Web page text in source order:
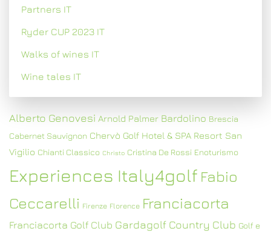
Partners IT
Ryder CUP 2023 IT
Walks of wines IT
Wine tales IT
Alberto Genovesi Arnold Palmer Bardolino Brescia
Cabernet Sauvignon Chervò Golf Hotel & SPA Resort San
Vigilio Chianti Classico Christo Cristina De Rossi Enoturismo
Experiences Italy4golf Fabio
Ceccarelli Firenze Florence Franciacorta
Franciacorta Golf Club Gardagolf Country Club Golf e